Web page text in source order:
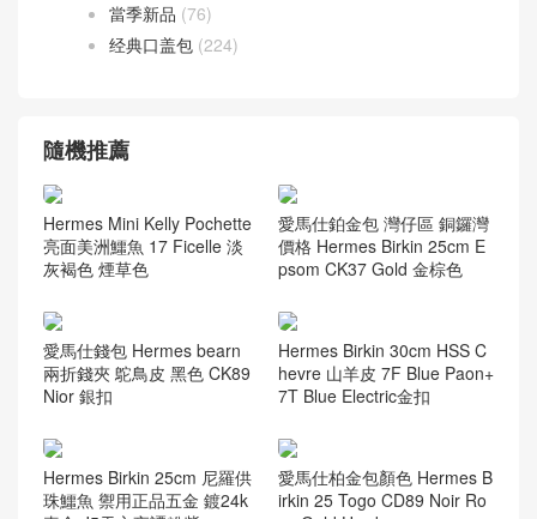
當季新品 (76)
经典口盖包 (224)
隨機推薦
Hermes Mini Kelly Pochette
亮面美洲鱷魚 17 Ficelle 淡
灰褐色 煙草色
愛馬仕鉑金包 灣仔區 銅鑼灣
價格 Hermes Birkin 25cm E
psom CK37 Gold 金棕色
愛馬仕錢包 Hermes bearn
兩折錢夾 鴕鳥皮 黑色 CK89
Nior 銀扣
Hermes Birkin 30cm HSS C
hevre 山羊皮 7F Blue Paon+
7T Blue Electric金扣
Hermes Birkin 25cm 尼羅供
珠鱷魚 禦用正品五金 鍍24k
愛馬仕柏金包顏色 Hermes B
irkin 25 Togo CD89 Noir Ro